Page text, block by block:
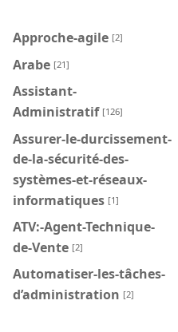
Approche-agile [2]
Arabe [21]
Assistant-
Administratif [126]
Assurer-le-durcissement-
de-la-sécurité-des-
systèmes-et-réseaux-
informatiques [1]
ATV:-Agent-Technique-
de-Vente [2]
Automatiser-les-tâches-
d’administration [2]